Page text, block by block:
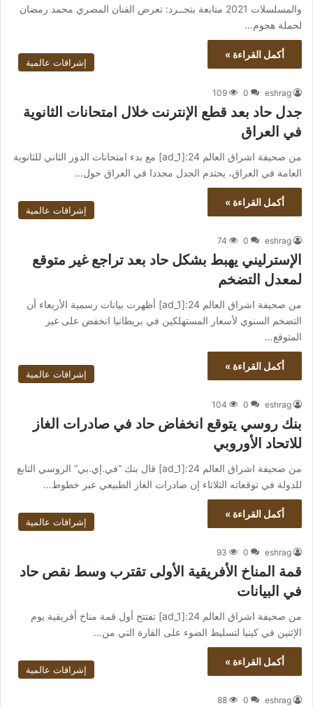
والمسلسلات 2021 متابعة بتجــرد: تعرض الفنان المصري محمد رمضان
لحملة هجوم…
أكمل القراءة »
إشراقات عالمية
eshrag
0
109
جدل حاد بعد قطع الإنترنت خلال امتحانات الثانوية
في العراق
من صحيفة اشراق العالم 24:[ad_1] مع بدء امتحانات الدور الثاني للثانوية
العامة في العراق، يحتدم الجدل مجددا في العراق حول…
أكمل القراءة »
إشراقات عالمية
eshrag
0
74
الإسترليني يهبط بشكل حاد بعد تراجع غير متوقع
لمعدل التضخم
من صحيفة اشراق العالم 24:[ad_1] أظهرت بيانات رسمية الأربعاء أن
التضخم السنوي لأسعار المستهلكين في بريطانيا انخفض على غير
المتوقع…
أكمل القراءة »
إشراقات عالمية
eshrag
0
104
بنك روسي يتوقع انخفاض حاد في صادرات الغاز
للاتحاد الأوروبي
من صحيفة اشراق العالم 24:[ad_1] قال بنك “في.إي.بي” الروسي التابع
للدولة في توقعاته الثلاثاء إن صادرات الغاز الطبيعي عبر خطوط…
أكمل القراءة »
إشراقات عالمية
eshrag
0
93
قمة المناخ الأفريقية الأولى تقترب وسط نقص حاد
في البيانات
من صحيفة اشراق العالم 24:[ad_1] تفتتح أول قمة مناخ أفريقية يوم
الإثنين في كينيا لتسليط الضوء على القارة التي من…
أكمل القراءة »
إشراقات عالمية
eshrag
0
88